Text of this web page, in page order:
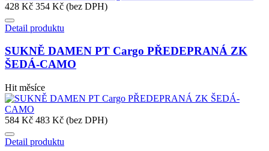
428 Kč 354 Kč (bez DPH)
Detail produktu
SUKNĚ DAMEN PT Cargo PŘEDEPRANÁ ZK
ŠEDÁ-CAMO
Hit měsíce
584 Kč 483 Kč (bez DPH)
Detail produktu